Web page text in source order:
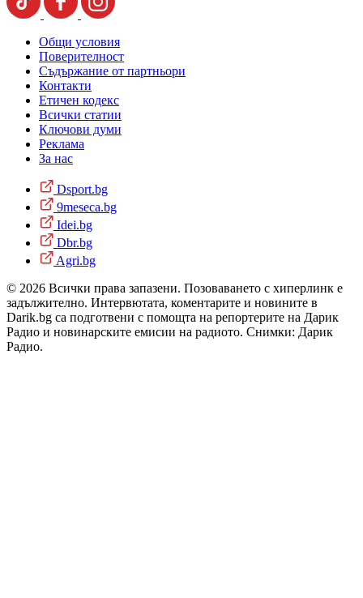
Общи условия
Поверителност
Съдържание от партньори
Контакти
Етичен кодекс
Всички статии
Ключови думи
Реклама
За нас
Dsport.bg
9meseca.bg
Idei.bg
Dbr.bg
Agri.bg
© 2026 Всички права запазени. Позоваването с хиперлинк е
задължително. Интервютата, коментарите и новините в
Darik.bg са подготвени с помощта на репортерите на Дарик
Радио и новинарските емисии на радиото. Снимки: Дарик
Радио.